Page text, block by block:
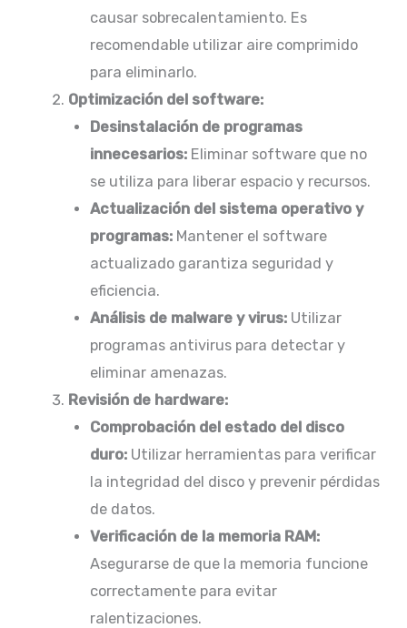
causar sobrecalentamiento. Es
recomendable utilizar aire comprimido
para eliminarlo.
Optimización del software:
Desinstalación de programas
innecesarios: Eliminar software que no
se utiliza para liberar espacio y recursos.
Actualización del sistema operativo y
programas: Mantener el software
actualizado garantiza seguridad y
eficiencia.
Análisis de malware y virus: Utilizar
programas antivirus para detectar y
eliminar amenazas.​
Revisión de hardware:
Comprobación del estado del disco
duro: Utilizar herramientas para verificar
la integridad del disco y prevenir pérdidas
de datos.​
Verificación de la memoria RAM:
Asegurarse de que la memoria funcione
correctamente para evitar
ralentizaciones.​